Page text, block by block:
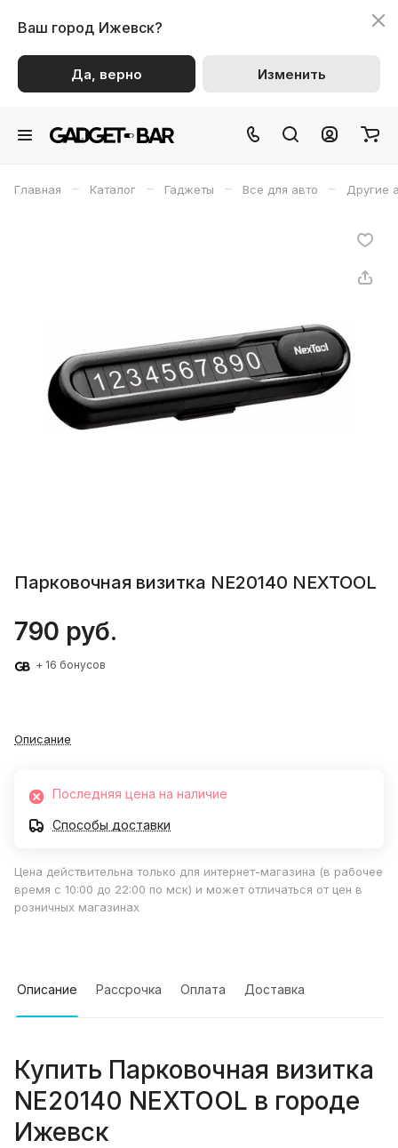
Ваш город Ижевск?
Да, верно Изменить
Главная – Каталог – Гаджеты – Все для авто – Другие
Парковочная визитка NE20140 NEXTOOL
790 руб.
+ 16 бонусов
Описание
Последняя цена на наличие
Способы доставки
Цена действительна только для интернет-магазина (в рабочее
время с 10:00 до 22:00 по мск) и может отличаться от цен в
розничных магазинах
Описание Рассрочка Оплата Доставка
Купить Парковочная визитка
NE20140 NEXTOOL в городе
Ижевск